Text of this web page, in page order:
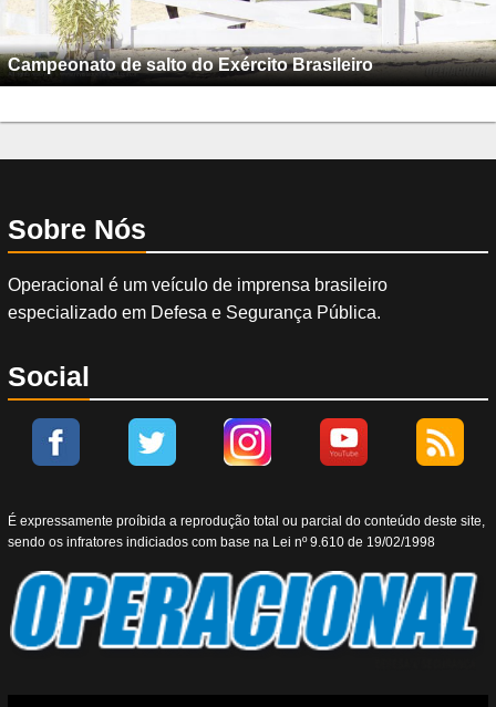
Campeonato de salto do Exército Brasileiro
Sobre Nós
Operacional é um veículo de imprensa brasileiro
especializado em Defesa e Segurança Pública.
Social
É expressamente proíbida a reprodução total ou parcial do conteúdo deste site,
sendo os infratores indiciados com base na Lei nº 9.610 de 19/02/1998